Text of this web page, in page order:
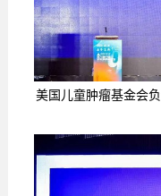
美国儿童肿瘤基金会